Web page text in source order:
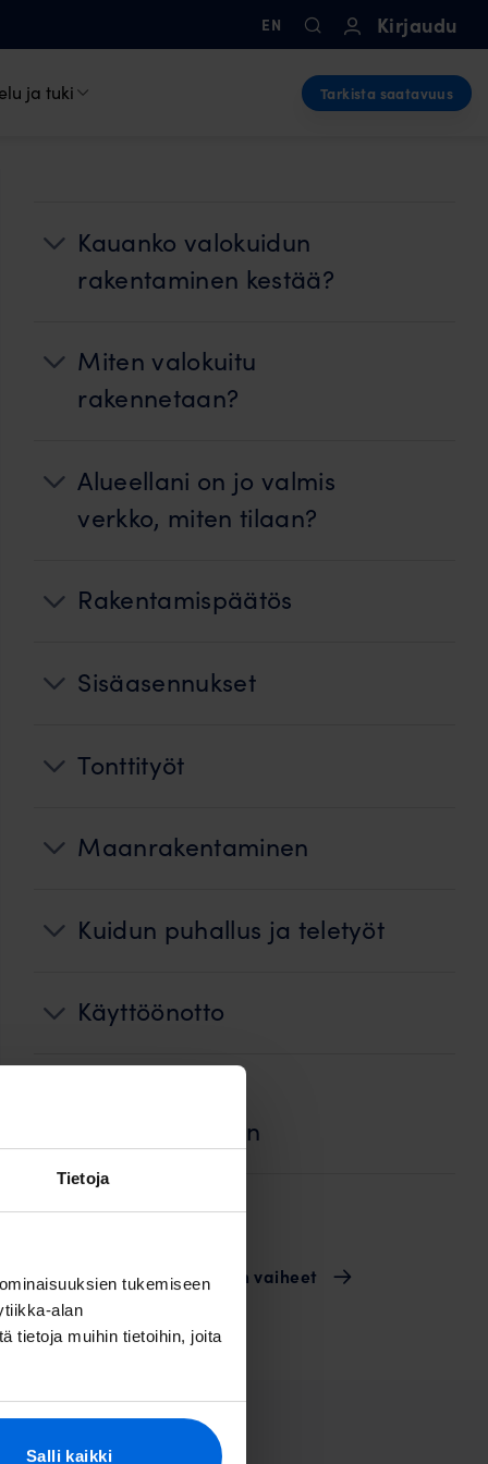
Tietoja
tukemiseen
alan
tietoja muihin tietoihin, joita
Salli kaikki
EN Kirjaudu
ja tuki Tarkista saatavuus
Kauanko valokuidun
rakentaminen kestää?
Miten valokuitu
rakennetaan?
Alueellani on jo valmis
verkko, miten tilaan?
Rakentamispäätös
Sisäasennukset
Tonttityöt
Maanrakentaminen
Kuidun puhallus ja teletyöt
Käyttöönotto
ennallistaminen
Laskutus
Valokuidun rakentamisen vaiheet